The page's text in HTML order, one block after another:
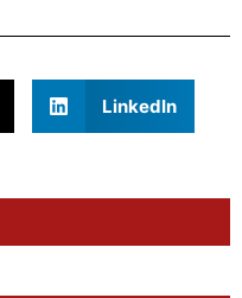
LinkedIn